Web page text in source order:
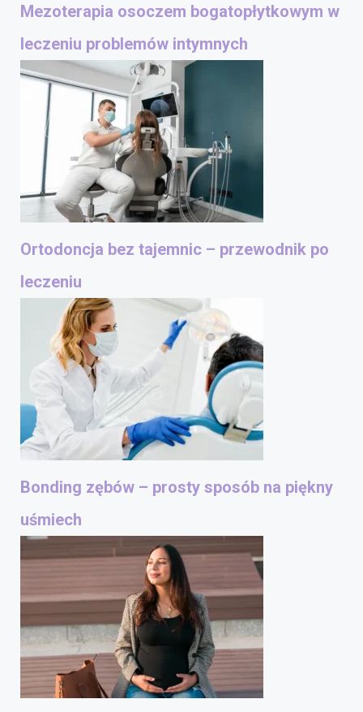
Mezoterapia osoczem bogatopłytkowym w
leczeniu problemów intymnych
Ortodoncja bez tajemnic – przewodnik po
leczeniu
Bonding zębów – prosty sposób na piękny
uśmiech